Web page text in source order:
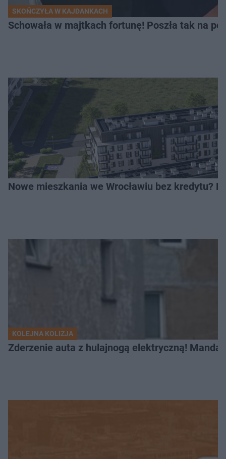
SKOŃCZYŁA W KAJDANKACH
Schowała w majtkach fortunę! Poszła tak na
Nowe mieszkania we Wrocławiu bez kredytu?
KOLEJNA KOLIZJA
Zderzenie auta z hulajnogą elektryczną!